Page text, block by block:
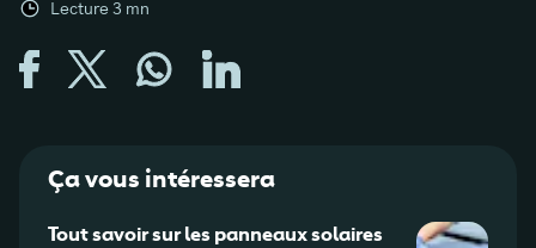
Lecture 3 mn
Ça vous intéressera
Tout savoir sur les panneaux solaires